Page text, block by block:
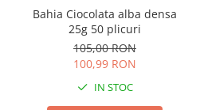
Bahia Ciocolata alba densa
25g 50 plicuri
105,00 RON
100,99 RON
IN STOC